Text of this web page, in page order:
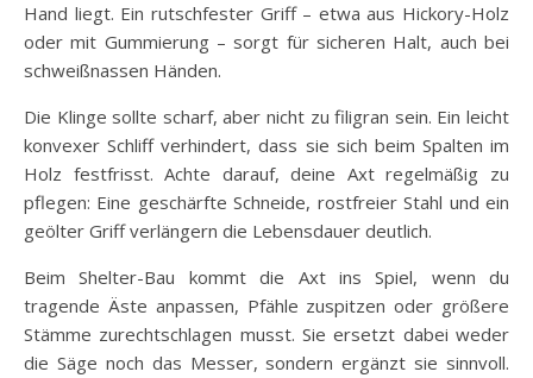
Hand liegt. Ein rutschfester Griff – etwa aus Hickory-Holz
oder mit Gummierung – sorgt für sicheren Halt, auch bei
schweißnassen Händen.
Die Klinge sollte scharf, aber nicht zu filigran sein. Ein leicht
konvexer Schliff verhindert, dass sie sich beim Spalten im
Holz festfrisst. Achte darauf, deine Axt regelmäßig zu
pflegen: Eine geschärfte Schneide, rostfreier Stahl und ein
geölter Griff verlängern die Lebensdauer deutlich.
Beim Shelter-Bau kommt die Axt ins Spiel, wenn du
tragende Äste anpassen, Pfähle zuspitzen oder größere
Stämme zurechtschlagen musst. Sie ersetzt dabei weder
die Säge noch das Messer, sondern ergänzt sie sinnvoll.